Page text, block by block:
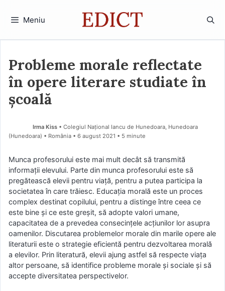
Meniu
Probleme morale reflectate
în opere literare studiate în
școală
Irma Kiss • Colegiul Național Iancu de Hunedoara, Hunedoara
(Hunedoara) • România
6 august 2021 • 5 minute
Munca profesorului este mai mult decât să transmită
informații elevului. Parte din munca profesorului este să
pregătească elevii pentru viață, pentru a putea participa la
societatea în care trăiesc. Educația morală este un proces
complex destinat copilului, pentru a distinge între ceea ce
este bine și ce este greșit, să adopte valori umane,
capacitatea de a prevedea consecințele acțiunilor lor asupra
oamenilor. Discutarea problemelor morale din marile opere ale
literaturii este o strategie eficientă pentru dezvoltarea morală
a elevilor. Prin literatură, elevii ajung astfel să respecte viața
altor persoane, să identifice probleme morale şi sociale şi să
accepte diversitatea perspectivelor.